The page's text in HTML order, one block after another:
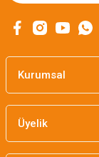
Kurumsal
Üyelik